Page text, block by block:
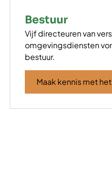
Bestuur
Vijf directeuren van
omgevingsdiensten
bestuur.
Maak kennis met